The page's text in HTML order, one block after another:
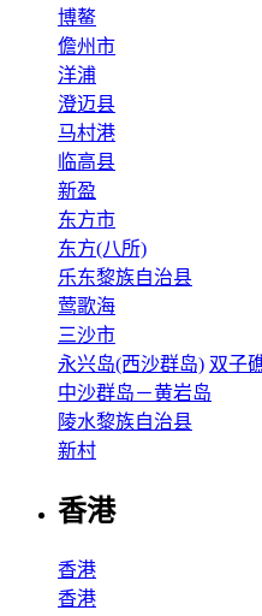
博鳌
儋州市
洋浦
澄迈县
马村港
临高县
新盈
东方市
东方(八所)
乐东黎族自治县
莺歌海
三沙市
永兴岛(西沙群岛) 双子
中沙群岛－黄岩岛
陵水黎族自治县
新村
香港
香港
香港